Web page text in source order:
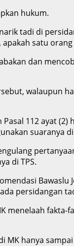
hukum.
tadi di
satu
dan
walaupun
112 ayat
suaranya di
di TPS.
persidangan
menelaah
MK hanya